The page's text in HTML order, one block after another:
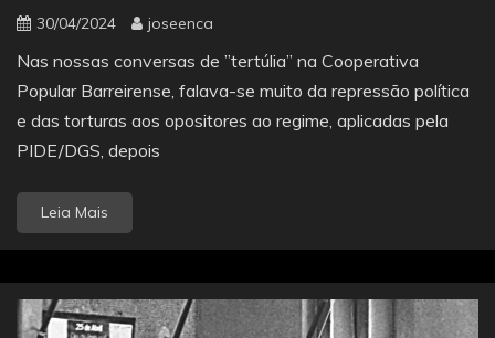
30/04/2024 joseenca
Nas nossas conversas de ”tertúlia” na Cooperativa
Popular Barreirense, falava-se muito da repressão política
e das torturas aos opositores ao regime, aplicadas pela
PIDE/DGS, depois
Leia Mais